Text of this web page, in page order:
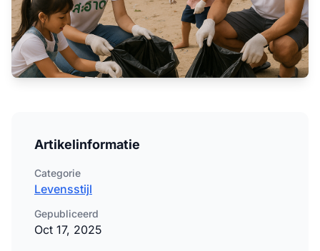
Artikelinformatie
Categorie
Levensstijl
Gepubliceerd
Oct 17, 2025